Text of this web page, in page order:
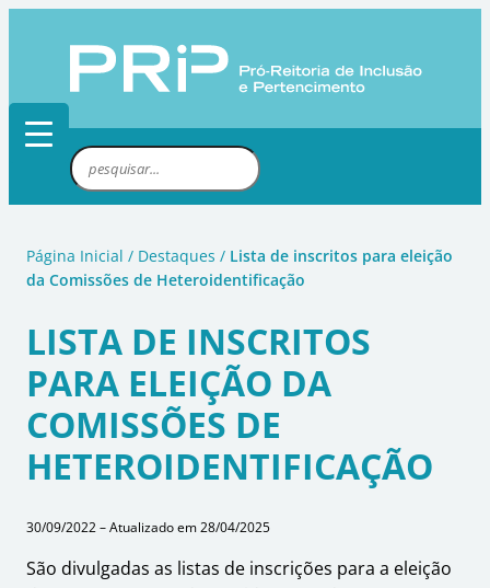
conteúdo
P
e
s
u
a
r
Página Inicial / Destaques / Lista de inscritos para eleição
da Comissões de Heteroidentificação
LISTA DE INSCRITOS
PARA ELEIÇÃO DA
COMISSÕES DE
HETEROIDENTIFICAÇÃO
30/09/2022 – Atualizado em 28/04/2025
São divulgadas as listas de inscrições para a eleição